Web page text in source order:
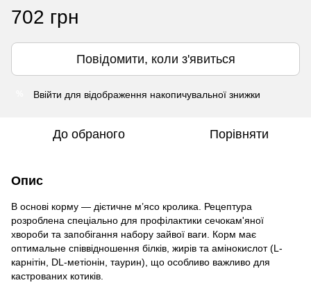
702 грн
Повідомити, коли з'явиться
Ввійти для відображення накопичувальної знижки
До обраного Порівняти
Опис
В основі корму — дієтичне м’ясо кролика. Рецептура
розроблена спеціально для профілактики сечокам'яної
хвороби та запобігання набору зайвої ваги. Корм має
оптимальне співвідношення білків, жирів та амінокислот (L-
карнітін, DL-метіонін, таурин), що особливо важливо для
кастрованих котиків.